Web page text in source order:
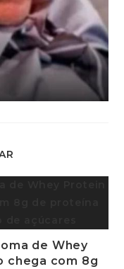
de Whey
chega com 8g